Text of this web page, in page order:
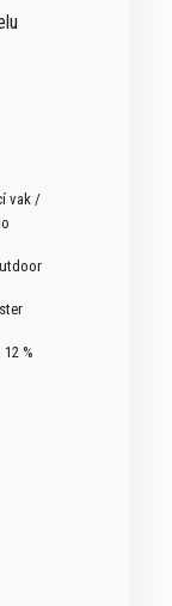
vak /
%